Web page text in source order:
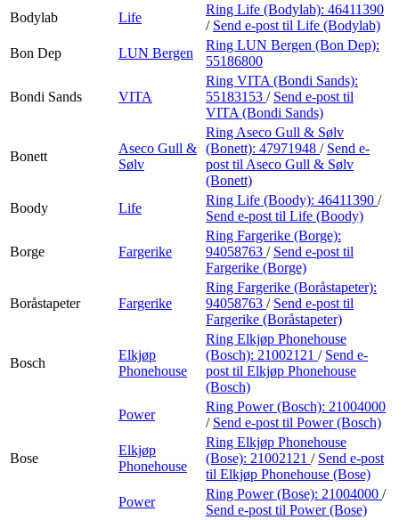
Bodylab
Life
Ring Life (Bodylab): 46411390
/ Send e-post til Life (Bodylab)
Bon Dep
LUN Bergen
Ring LUN Bergen (Bon Dep):
55186800
Bondi Sands VITA
Ring VITA (Bondi Sands):
55183153 / Send e-post til
VITA (Bondi Sands)
Bonett
Aseco Gull &
Sølv
Ring Aseco Gull & Sølv
(Bonett): 47971948 / Send e-
post til Aseco Gull & Sølv
(Bonett)
Boody
Life
Ring Life (Boody): 46411390 /
Send e-post til Life (Boody)
Borge Fargerike
Ring Fargerike (Borge):
94058763 / Send e-post til
Fargerike (Borge)
Boråstapeter Fargerike
Ring Fargerike (Boråstapeter):
94058763 / Send e-post til
Fargerike (Boråstapeter)
Bosch
Elkjøp
Phonehouse
Ring Elkjøp Phonehouse
(Bosch): 21002121 / Send e-
post til Elkjøp Phonehouse
(Bosch)
Power
Ring Power (Bosch): 21004000
/ Send e-post til Power (Bosch)
Bose
Elkjøp
Phonehouse
Ring Elkjøp Phonehouse
(Bose): 21002121 / Send e-post
til Elkjøp Phonehouse (Bose)
Power
Ring Power (Bose): 21004000 /
Send e-post til Power (Bose)